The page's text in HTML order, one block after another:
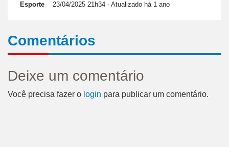
Esporte 23/04/2025 21h34 - Atualizado há 1 ano
Comentários
Deixe um comentário
Você precisa fazer o login para publicar um comentário.